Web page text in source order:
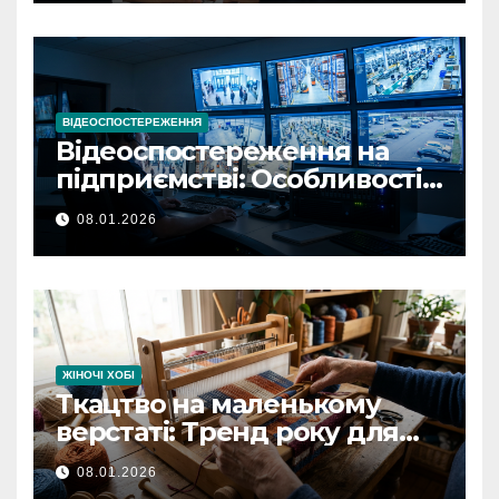
ВІДЕОСПОСТЕРЕЖЕННЯ
Відеоспостереження на
підприємстві: Особливості
встановлення та
забезпечення безпеки
08.01.2026
ЖІНОЧІ ХОБІ
Ткацтво на маленькому
верстаті: Тренд року для
творчих людей
08.01.2026